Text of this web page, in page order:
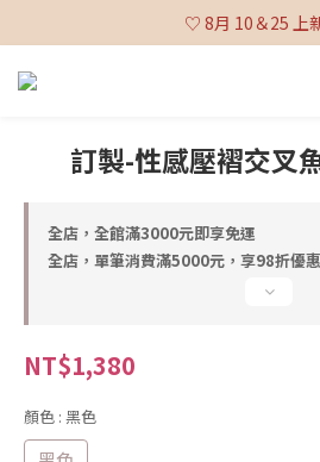
♡ 全館消費滿 $3,000 免運 (不含
♡ 8月 10＆25 上
♡ 全館消費滿 $3,000 免運 (不含
訂製-性感壓褶交叉
全店，全館滿3000元即享免運
全店，單筆消費滿5000元，享98折優惠
NT$1,380
顏色 : 黑色